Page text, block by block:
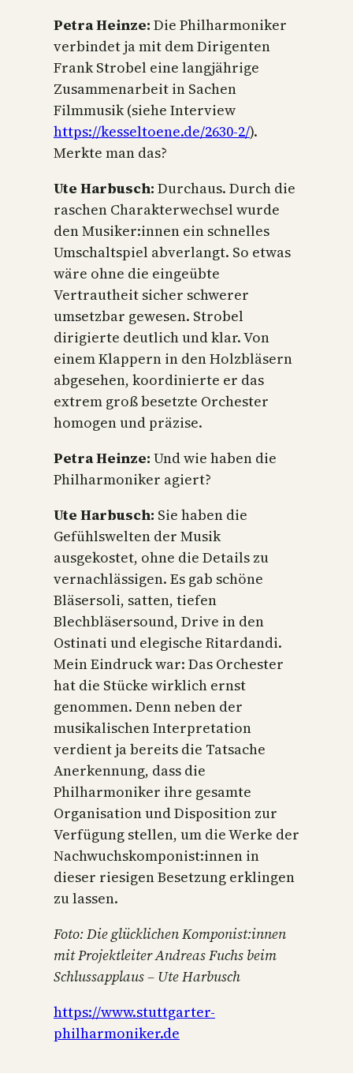
Petra Heinze: Die Philharmoniker
verbindet ja mit dem Dirigenten
Frank Strobel eine langjährige
Zusammenarbeit in Sachen
Filmmusik (siehe Interview
https://kesseltoene.de/2630-2/).
Merkte man das?
Ute Harbusch: Durchaus. Durch die
raschen Charakterwechsel wurde
den Musiker:innen ein schnelles
Umschaltspiel abverlangt. So etwas
wäre ohne die eingeübte
Vertrautheit sicher schwerer
umsetzbar gewesen. Strobel
dirigierte deutlich und klar. Von
einem Klappern in den Holzbläsern
abgesehen, koordinierte er das
extrem groß besetzte Orchester
homogen und präzise.
Petra Heinze: Und wie haben die
Philharmoniker agiert?
Ute Harbusch: Sie haben die
Gefühlswelten der Musik
ausgekostet, ohne die Details zu
vernachlässigen. Es gab schöne
Bläsersoli, satten, tiefen
Blechbläsersound, Drive in den
Ostinati und elegische Ritardandi.
Mein Eindruck war: Das Orchester
hat die Stücke wirklich ernst
genommen. Denn neben der
musikalischen Interpretation
verdient ja bereits die Tatsache
Anerkennung, dass die
Philharmoniker ihre gesamte
Organisation und Disposition zur
Verfügung stellen, um die Werke der
Nachwuchskomponist:innen in
dieser riesigen Besetzung erklingen
zu lassen.
Foto: Die glücklichen Komponist:innen
mit Projektleiter Andreas Fuchs beim
Schlussapplaus – Ute Harbusch
https://www.stuttgarter-
philharmoniker.de